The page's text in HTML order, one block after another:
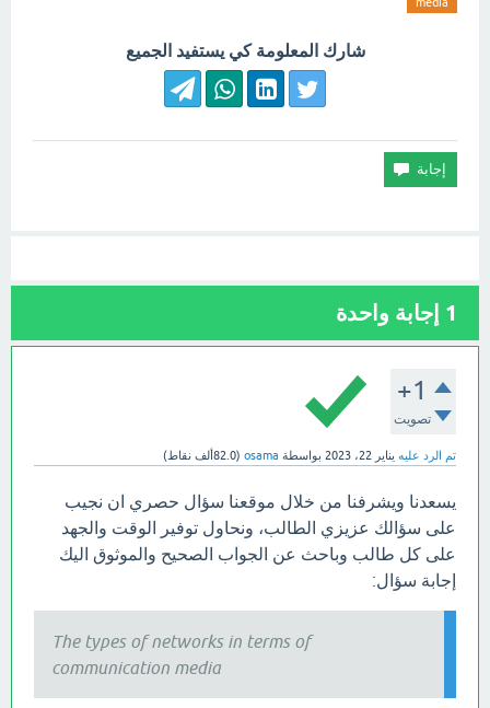
شارك المعلومة كي يستفيد الجميع
1 إجابة واحدة
+1
تصويت
تم الرد عليه يناير 22، 2023 بواسطة osama
(82.0ألف نقاط)
يسعدنا ويشرفنا من خلال موقعنا سؤال حصري ان نجيب
على سؤالك عزيزي الطالب، ونحاول توفير الوقت والجهد
على كل طالب وباحث عن الجواب الصحيح والموثوق اليك
إجابة سؤال:
The types of networks in terms of
communication media